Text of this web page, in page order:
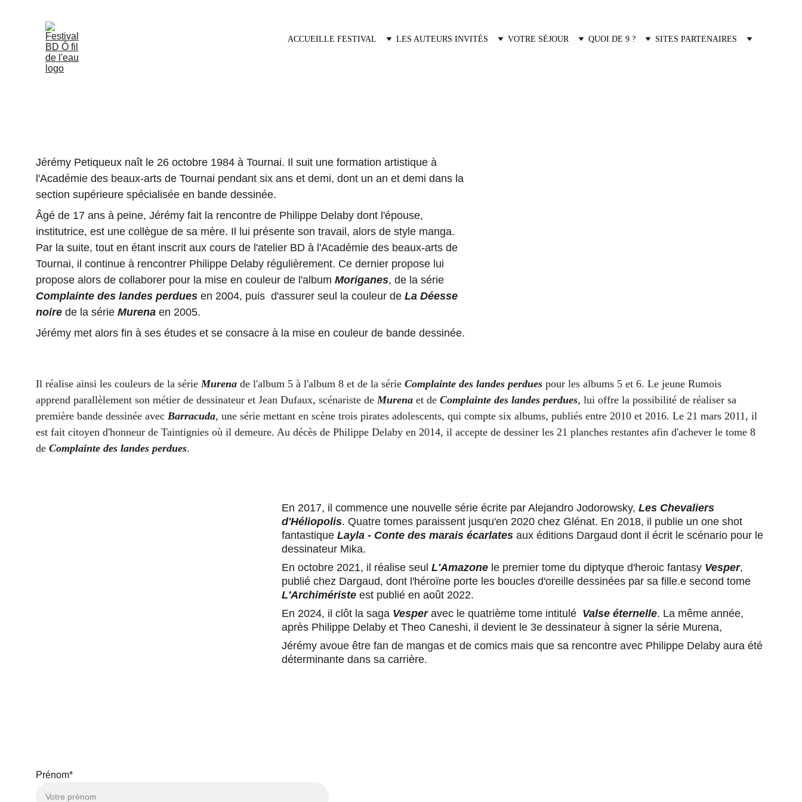
ACCUEILLE FESTIVAL LES AUTEURS INVITÉS VOTRE SÉJOUR QUOI DE 9 ? SITES PARTENAIRES
Jérémy Petiqueux naît le 26 octobre 1984 à Tournai. Il suit une formation artistique à
l'Académie des beaux-arts de Tournai pendant six ans et demi, dont un an et demi dans la
section supérieure spécialisée en bande dessinée.
Âgé de 17 ans à peine, Jérémy fait la rencontre de Philippe Delaby dont l'épouse,
institutrice, est une collègue de sa mère. Il lui présente son travail, alors de style manga.
Par la suite, tout en étant inscrit aux cours de l'atelier BD à l'Académie des beaux-arts de
Tournai, il continue à rencontrer Philippe Delaby régulièrement. Ce dernier propose lui
propose alors de collaborer pour la mise en couleur de l'album Moriganes, de la série
Complainte des landes perdues en 2004, puis  d'assurer seul la couleur de La Déesse
noire de la série Murena en 2005.
Jérémy met alors fin à ses études et se consacre à la mise en couleur de bande dessinée.
En 2017, il commence une nouvelle série écrite par Alejandro Jodorowsky, Les Chevaliers
d'Héliopolis. Quatre tomes paraissent jusqu'en 2020 chez Glénat. En 2018, il publie un one shot
fantastique Layla - Conte des marais écarlates aux éditions Dargaud dont il écrit le scénario pour le
dessinateur Mika.
En octobre 2021, il réalise seul L'Amazone le premier tome du diptyque d'heroic fantasy Vesper,
publié chez Dargaud, dont l'héroïne porte les boucles d'oreille dessinées par sa fille.e second tome
L'Archimériste est publié en août 2022.
En 2024, il clôt la saga Vesper avec le quatrième tome intitulé Valse éternelle. La même année,
après Philippe Delaby et Theo Caneshi, il devient le 3e dessinateur à signer la série Murena,
Jérémy avoue être fan de mangas et de comics mais que sa rencontre avec Philippe Delaby aura été
déterminante dans sa carrière.
Il réalise ainsi les couleurs de la série Murena de l'album 5 à l'album 8 et de la série Complainte des landes perdues pour les albums 5 et 6. Le jeune Rumois
apprend parallèlement son métier de dessinateur et Jean Dufaux, scénariste de Murena et de Complainte des landes perdues, lui offre la possibilité de réaliser sa
première bande dessinée avec Barracuda, une série mettant en scène trois pirates adolescents, qui compte six albums, publiés entre 2010 et 2016. Le 21 mars 2011, il
est fait citoyen d'honneur de Taintignies où il demeure. Au décès de Philippe Delaby en 2014, il accepte de dessiner les 21 planches restantes afin d'achever le tome 8
de Complainte des landes perdues.
Prénom*